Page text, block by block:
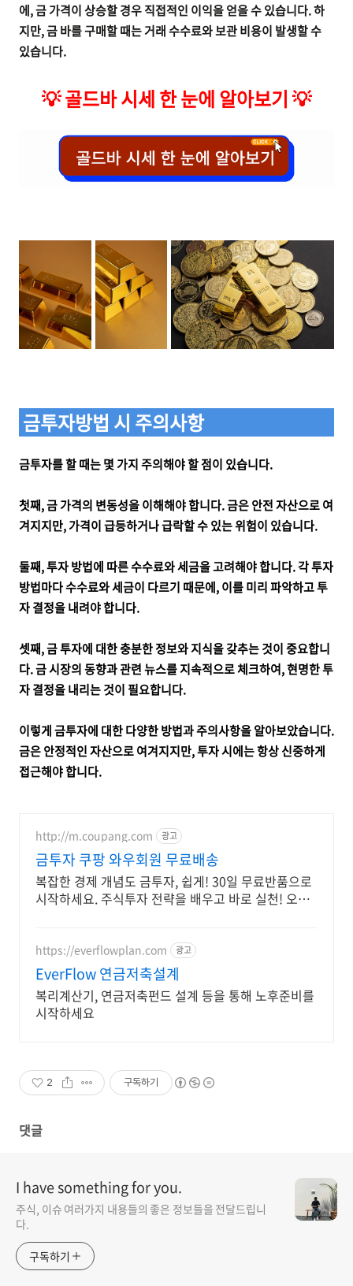
에, 금 가격이 상승할 경우 직접적인 이익을 얻을 수 있습니다. 하
지만, 금 바를 구매할 때는 거래 수수료와 보관 비용이 발생할 수
있습니다.
💡골드바 시세 한 눈에 알아보기💡
금투자방법 시 주의사항
금투자를 할 때는 몇 가지 주의해야 할 점이 있습니다.
첫째, 금 가격의 변동성을 이해해야 합니다. 금은 안전 자산으로 여
겨지지만, 가격이 급등하거나 급락할 수 있는 위험이 있습니다.
둘째, 투자 방법에 따른 수수료와 세금을 고려해야 합니다. 각 투자
방법마다 수수료와 세금이 다르기 때문에, 이를 미리 파악하고 투
자 결정을 내려야 합니다.
셋째, 금 투자에 대한 충분한 정보와 지식을 갖추는 것이 중요합니
다. 금 시장의 동향과 관련 뉴스를 지속적으로 체크하여, 현명한 투
자 결정을 내리는 것이 필요합니다.
이렇게 금투자에 대한 다양한 방법과 주의사항을 알아보았습니다.
금은 안정적인 자산으로 여겨지지만, 투자 시에는 항상 신중하게
접근해야 합니다.
http://m.coupang.com 광고
금투자 쿠팡 와우회원 무료배송
복잡한 경제 개념도 금투자, 쉽게! 30일 무료반품으로
시작하세요. 주식투자 전략을 배우고 바로 실천! 오늘
https://everflowplan.com 광고
EverFlow 연금저축설계
복리계산기, 연금저축펀드 설계 등을 통해 노후준비를
시작하세요
2 구독하기
댓글
I have something for you.
주식, 이슈 여러가지 내용들의 좋은 정보들을 전달드립니
다.
구독하기